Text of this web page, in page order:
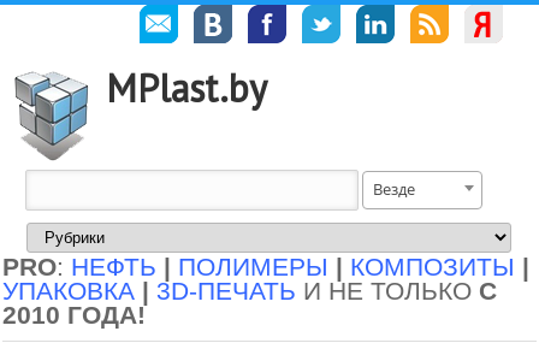
MPlast.by
Везде
PRO: НЕФТЬ | ПОЛИМЕРЫ | КОМПОЗИТЫ |
УПАКОВКА | 3D-ПЕЧАТЬ И НЕ ТОЛЬКО С
2010 ГОДА!